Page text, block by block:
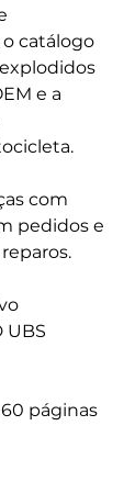
catálogo
e a
com
pedidos e
UBS
páginas